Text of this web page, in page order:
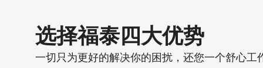
选择福泰四大优势
一切只为更好的解决你的困扰，还您一个舒心工